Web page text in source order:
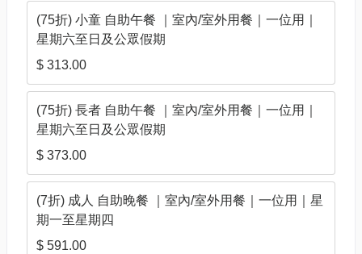
(75折) 小童 自助午餐 ｜室內/室外用餐｜一位用｜
星期六至日及公眾假期
$ 313.00
(75折) 長者 自助午餐 ｜室內/室外用餐｜一位用｜
星期六至日及公眾假期
$ 373.00
(7折) 成人 自助晚餐 ｜室內/室外用餐｜一位用｜星
期一至星期四
$ 591.00